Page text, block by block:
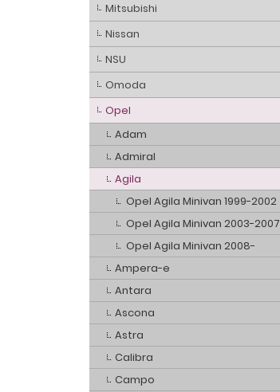
Mitsubishi
Nissan
NSU
Omoda
Opel
Adam
Admiral
Agila
Opel Agila Minivan 1999-2002
Opel Agila Minivan 2003-2007
Opel Agila Minivan 2008-
Ampera-e
Antara
Ascona
Astra
Calibra
Campo